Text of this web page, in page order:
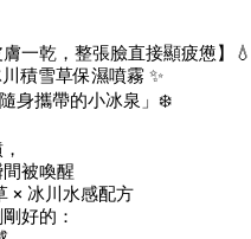
一乾，整張臉直接顯疲憊】
積雪草保濕噴霧 ✨
身攜帶的小冰泉」❄️
被喚醒
× 冰川水感配方
好的：